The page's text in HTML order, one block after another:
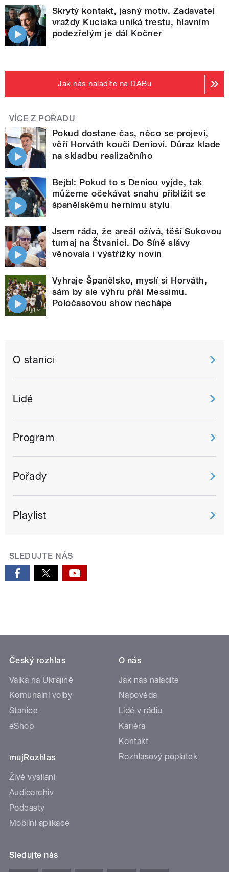
Skrytý kontakt, jasný motiv. Zadavatel
vraždy Kuciaka uniká trestu, hlavním
podezřelým je dál Kočner
Jak nás naladíte na DABu
VÍCE Z POŘADU
Pokud dostane čas, něco se projeví,
věří Horváth kouči Deniovi. Důraz klade
na skladbu realizačního
Bejbl: Pokud to s Deniou vyjde, tak
můžeme očekávat snahu přiblížit se
španělskému hernímu stylu
Jsem ráda, že areál ožívá, těší Sukovou
turnaj na Štvanici. Do Síně slávy
věnovala i výstřižky novin
Vyhraje Španělsko, myslí si Horváth,
sám by ale výhru přál Messimu.
Poločasovou show nechápe
O stanici
Lidé
Program
Pořady
Playlist
SLEDUJTE NÁS
Český rozhlas
Válka na Ukrajině
Komunální volby
Stanice
eShop
mujRozhlas
Živé vysílání
Audioarchiv
Podcasty
Mobilní aplikace
O nás
Jak nás naladíte
Nápověda
Lidé v rádiu
Kariéra
Kontakt
Rozhlasový poplatek
Sledujte nás